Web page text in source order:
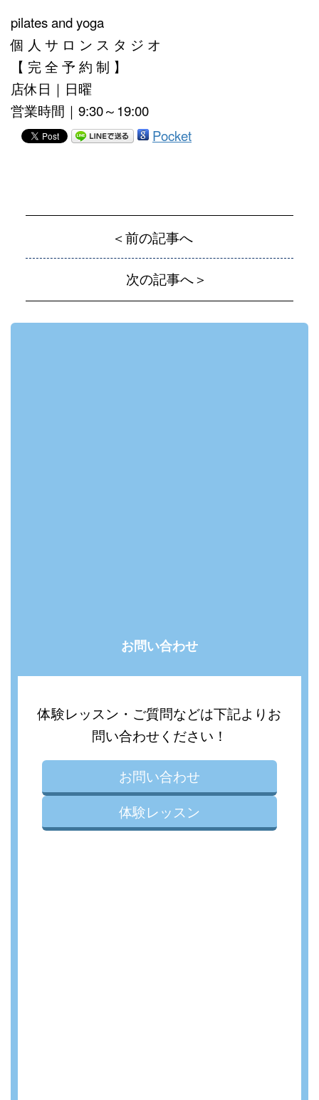
pilates and yoga
個 人 サ ロ ン ス タ ジ オ
【 完 全 予 約 制 】
店休日｜日曜
営業時間｜9:30～19:00
Pocket
＜前の記事へ
次の記事へ＞
お問い合わせ
体験レッスン・ご質問などは下記よりお
問い合わせください！
お問い合わせ
体験レッスン